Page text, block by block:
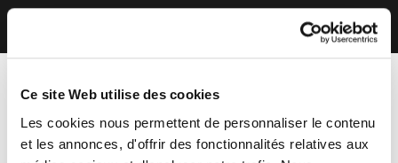
Ce site Web utilise des cookies
Les cookies nous permettent de personnaliser le contenu
et les annonces, d'offrir des fonctionnalités relatives aux